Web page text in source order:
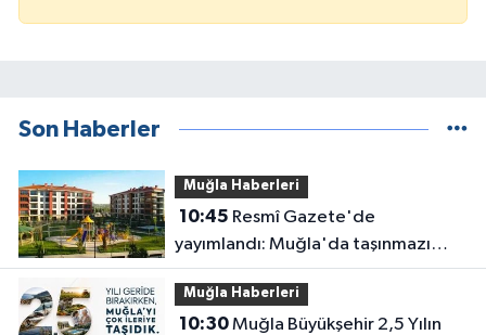
Son Haberler
Muğla Haberleri
10:45
yayımlandı: Muğla'da taşınmazı
bulunanları ilgilendiren uygulama
resmen başladı
Muğla Haberleri
10:30Muğla Büyükşehir 2,5 Yılın